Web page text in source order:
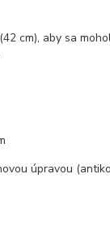
cm), aby sa
úpravou